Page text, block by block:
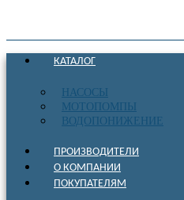
КАТАЛОГ
НАСОСЫ
МОТОПОМПЫ
ВОДОПОНИЖЕНИЕ
ПРОИЗВОДИТЕЛИ
О КОМПАНИИ
ПОКУПАТЕЛЯМ